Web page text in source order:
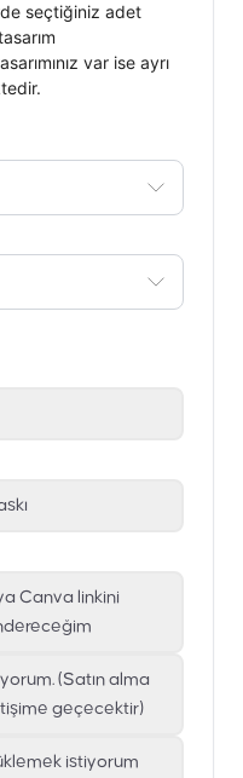
seçtiğiniz adet
var ise ayrı
Canva linkini
(Satın alma
geçecektir)
istiyorum